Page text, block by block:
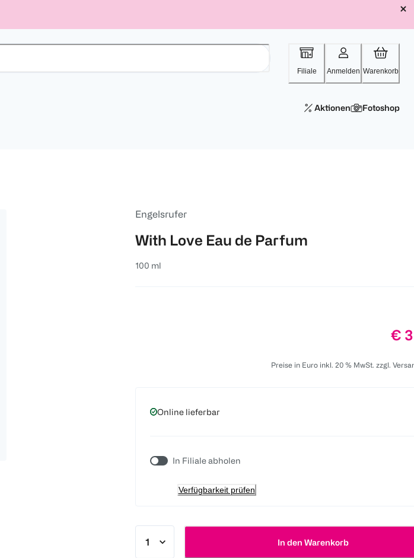
Filiale Anmelden Warenkorb
Aktionen Fotoshop
Engelsrufer
With Love Eau de Parfum
100 ml
€
Preise in Euro inkl. 20 % MwSt. zzgl.
Online lieferbar
In Filiale abholen
Verfügbarkeit prüfen
In den Warenkorb